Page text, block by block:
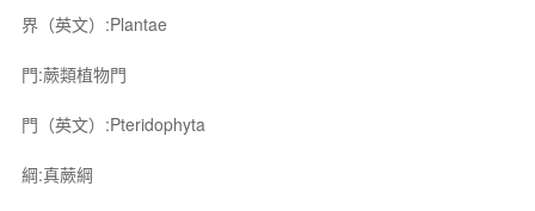
界（英文）:Plantae
門:蕨類植物門
門（英文）:Pteridophyta
綱:真蕨綱